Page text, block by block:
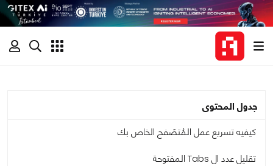
جدول المحتوى
كيفيه تسريع عمل المُتصَفح الخاص بك
تقليل عدد ال Tabs المفتوحة